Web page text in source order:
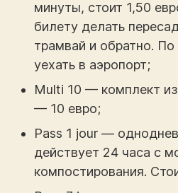
минуты, стоит 1,50
билету делать
трамвай и обратно. По
уехать в аэропорт;
Multi 10 — комплект
— 10 евро;
Pass 1 jour —
действует 24 часа с
компостирования.